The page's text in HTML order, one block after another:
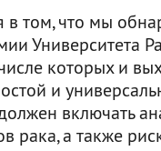
в том, что мы
Университета
которых и
и
включать
рака, а также